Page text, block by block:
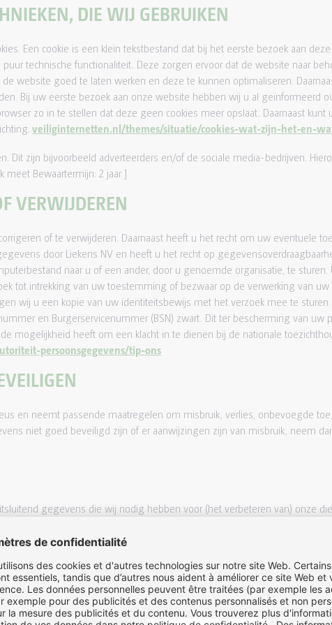
DIE WIJ GEBRUIKEN
Een cookie is een klein tekstbestand dat bij het eerste bezoek aan
technische functionaliteit. Deze zorgen ervoor dat de website naar
website goed te laten werken en deze te kunnen optimaliseren.
Bij uw eerste bezoek aan onze website hebben wij u al geïnformeerd
zo in te stellen dat deze geen cookies meer opslaat. Daarnaast
veiliginternetten.nl/themes/situatie/cookies-wat-zijn-het-en-
Dit zijn bijvoorbeeld adverteerders en/of de sociale media-bedrijven.
meet Bewaartermijn: 2 jaar ]
VERWIJDEREN
of te verwijderen. Daarnaast heeft u het recht om uw eventuele
door Liekens NV en heeft u het recht op
naar u of een ander, door u genoemde organisatie, te sturen.
tot intrekking van uw toestemming of bezwaar op de verwerking van
wij u een kopie van uw identiteitsbewijs met het verzoek mee te
en Burgerservicenummer (BSN) zwart. Dit ter bescherming van uw
mogelijkheid heeft om een klacht in te dienen bij de nationale
persoonsgegevens/tip-ons
en neemt passende maatregelen om misbruik, verlies, onbevoegde
niet goed beveiligd zijn of er aanwijzingen zijn van misbruik, neem
gegevens die wij nodig hebben voor (het verbeteren van) onze
Wij stellen uw gegevens nooit voor commerciële doelstellingen ter
van Liekens. De ingangsdatum voor de geldigheid van deze
beschrijft welke gegevens over u door ons worden verzameld,
worden gedeeld. Ook leggen wij aan u uit op welke wijze wij uw
u aan ons verstrekte persoonsgegevens. Als u vragen heeft over
aan het einde van ons privacybeleid.